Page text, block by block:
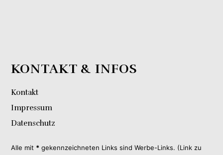
KONTAKT & INFOS
Kontakt
Impressum
Datenschutz
Alle mit * gekennzeichneten Links sind Werbe-Links. (Link zu